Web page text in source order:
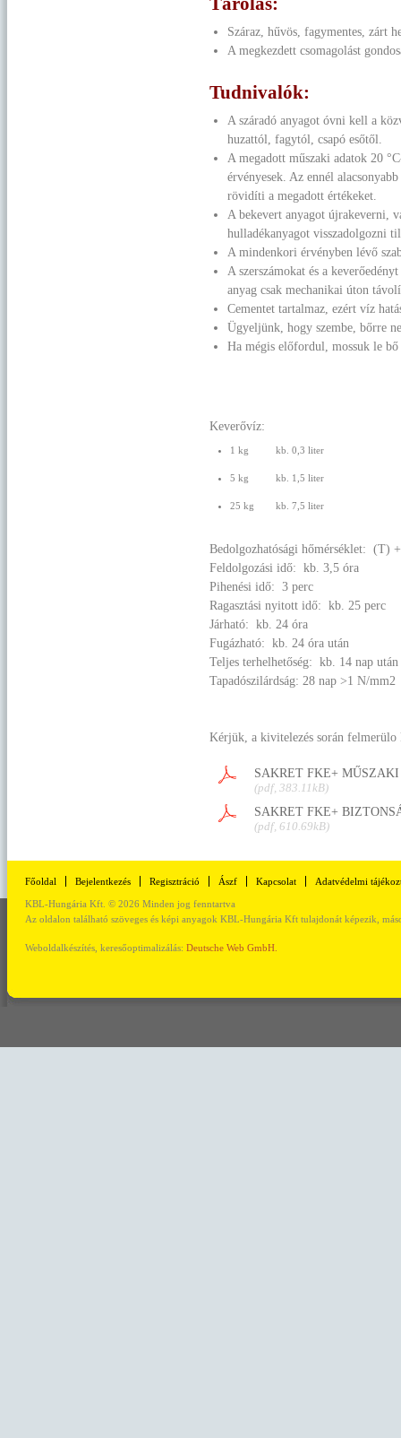
Száraz, hűvös, fagymentes, zárt
A megkezdett csomagolást
Tudnivalók:
A száradó anyagot óvni kell a
huzattól, fagytól, csapó esőtől.
A megadott műszaki adatok 20
érvényesek. Az ennél
rövidíti a megadott értékeket.
A bekevert anyagot újrakeverni,
hulladékanyagot visszadolgozni
A mindenkori érvényben lévő
A szerszámokat és a
anyag csak mechanikai úton
Cementet tartalmaz, ezért víz
Ügyeljünk, hogy szembe, bőrre
Ha mégis előfordul, mossuk le
Keverővíz:
1 kg kb. 0,3 liter
5 kg kb. 1,5 liter
25 kg kb. 7,5 liter
Bedolgozhatósági hőmérséklet: (T)
Feldolgozási idő: kb. 3,5 óra
Pihenési idő: 3 perc
Ragasztási nyitott idő: kb. 25 perc
Járható: kb. 24 óra
Fugázható: kb. 24 óra után
Teljes terhelhetőség: kb. 14 nap után
Tapadószilárdság: 28 nap >1 N/mm2
Kérjük, a kivitelezés során
SAKRET FKE+
(pdf, 383.11kB)
SAKRET FKE+
(pdf, 610.69kB)
Főoldal Bejelentkezés Regisztráció Ászf Kapcsolat Adatvédelmi
KBL-Hungária Kft. © 2026 Minden jog fenntartva
Az oldalon található szöveges és képi anyagok KBL-Hungária Kft tulajdonát képezik,
Weboldalkészítés, keresőoptimalizálás: Deutsche Web GmbH.